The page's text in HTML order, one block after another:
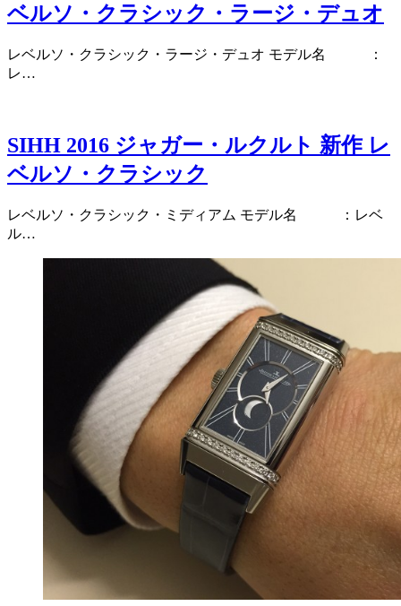
ベルソ・クラシック・ラージ・デュオ
レベルソ・クラシック・ラージ・デュオ モデル名 ：
レ…
SIHH 2016 ジャガー・ルクルト 新作 レ
ベルソ・クラシック
レベルソ・クラシック・ミディアム モデル名 ：レベ
ル…